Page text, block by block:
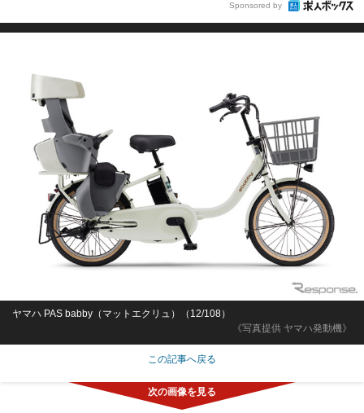
Sponsored by
《写真提供 ヤマハ発動機》
ヤマハ PAS babby（マットエクリュ）（12/108）
この記事へ戻る